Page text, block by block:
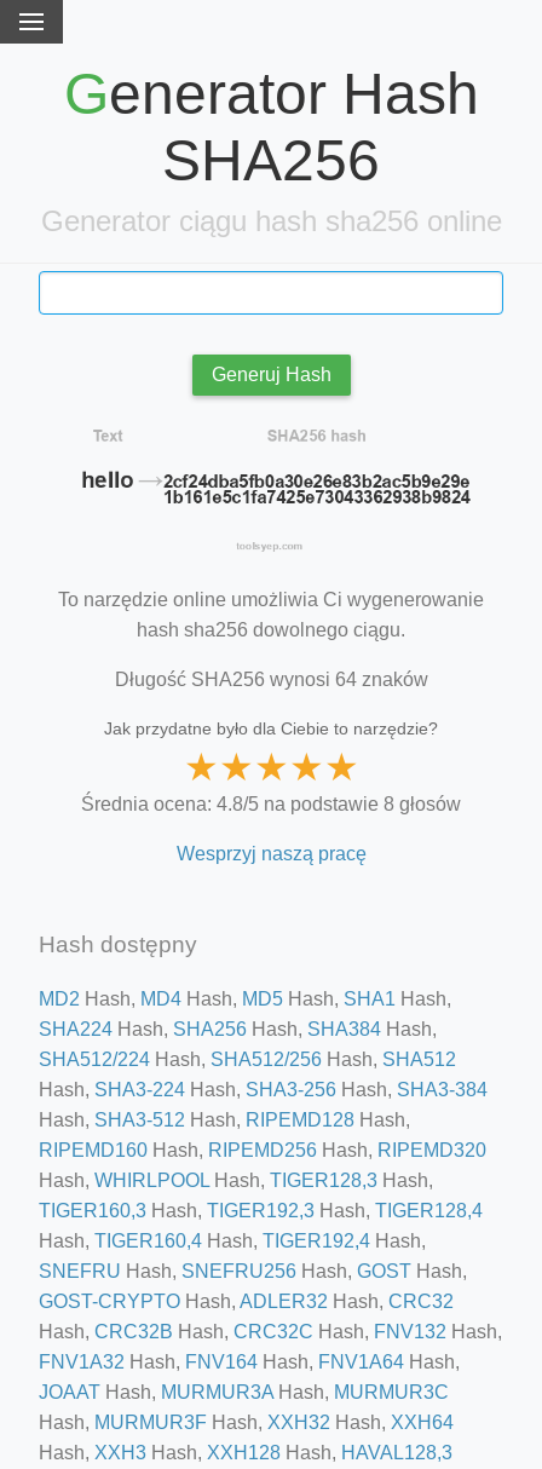
crew-neck-navy-blue/
feed-calculator
Generator Hash
SHA256
Generator ciągu hash sha256 online
Generuj Hash
To narzędzie online umożliwia Ci wygenerowanie
hash sha256 dowolnego ciągu.
Długość SHA256 wynosi 64 znaków
Jak przydatne było dla Ciebie to narzędzie?
★★★★★
Średnia ocena: 4.8/5 na podstawie 8 głosów
Wesprzyj naszą pracę
Hash dostępny
MD2 Hash, MD4 Hash, MD5 Hash, SHA1 Hash,
SHA224 Hash, SHA256 Hash, SHA384 Hash,
SHA512/224 Hash, SHA512/256 Hash, SHA512
Hash, SHA3-224 Hash, SHA3-256 Hash, SHA3-384
Hash, SHA3-512 Hash, RIPEMD128 Hash,
RIPEMD160 Hash, RIPEMD256 Hash, RIPEMD320
Hash, WHIRLPOOL Hash, TIGER128,3 Hash,
TIGER160,3 Hash, TIGER192,3 Hash, TIGER128,4
Hash, TIGER160,4 Hash, TIGER192,4 Hash,
SNEFRU Hash, SNEFRU256 Hash, GOST Hash,
GOST-CRYPTO Hash, ADLER32 Hash, CRC32
Hash, CRC32B Hash, CRC32C Hash, FNV132 Hash,
FNV1A32 Hash, FNV164 Hash, FNV1A64 Hash,
JOAAT Hash, MURMUR3A Hash, MURMUR3C
Hash, MURMUR3F Hash, XXH32 Hash, XXH64
Hash, XXH3 Hash, XXH128 Hash, HAVAL128,3